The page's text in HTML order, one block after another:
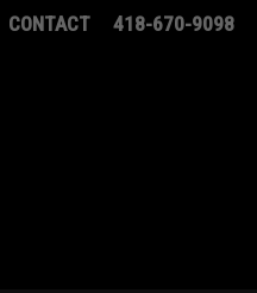
CONTACT 418-670-9098